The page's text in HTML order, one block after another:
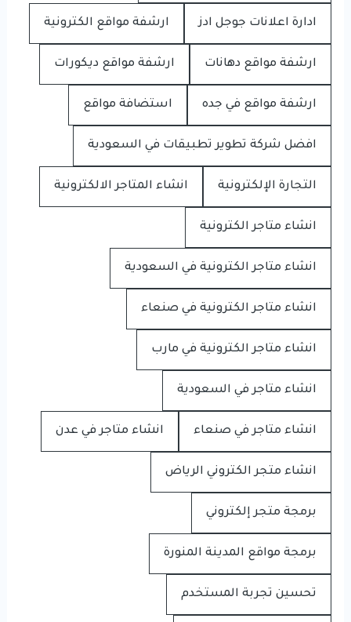
ادارة اعلانات جوجل ادز ارشفة مواقع الكترونية
ارشفة مواقع دهانات ارشفة مواقع ديكورات
ارشفة مواقع في جده استضافة مواقع
افضل شركة تطوير تطبيقات في السعودية
التجارة الإلكترونية انشاء المتاجر الالكترونية
انشاء متاجر الكترونية
انشاء متاجر الكترونية في السعودية
انشاء متاجر الكترونية في صنعاء
انشاء متاجر الكترونية في مارب
انشاء متاجر في السعودية
انشاء متاجر في صنعاء انشاء متاجر في عدن
انشاء متجر الكتروني الرياض
برمجة متجر إلكتروني
برمجة مواقع المدينة المنورة
تحسين تجربة المستخدم